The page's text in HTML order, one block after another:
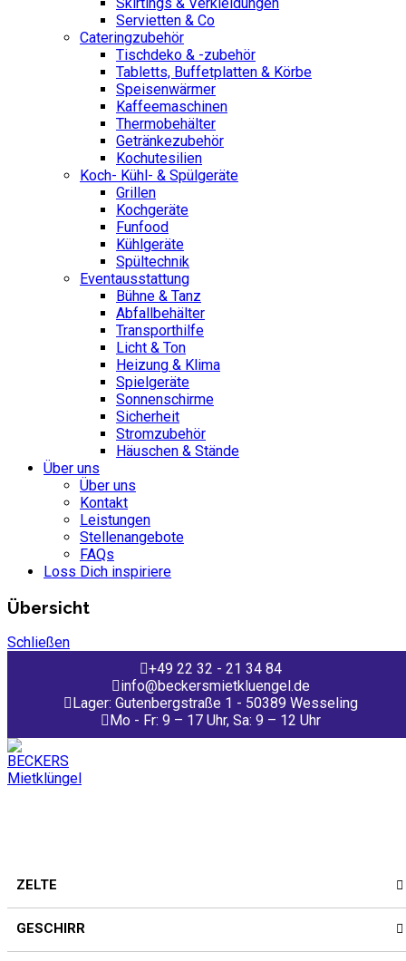
Servietten & Co
Cateringzubehör
Tischdeko & -zubehör
Tabletts, Buffetplatten & Körbe
Speisenwärmer
Kaffeemaschinen
Thermobehälter
Getränkezubehör
Kochutesilien
Koch- Kühl- & Spülgeräte
Grillen
Kochgeräte
Funfood
Kühlgeräte
Spültechnik
Eventausstattung
Bühne & Tanz
Abfallbehälter
Transporthilfe
Licht & Ton
Heizung & Klima
Spielgeräte
Sonnenschirme
Sicherheit
Stromzubehör
Häuschen & Stände
Über uns
Über uns
Kontakt
Leistungen
Stellenangebote
FAQs
Loss Dich inspiriere
Übersicht
Schließen
+49 22 32 - 21 34 84
info@beckersmietkluengel.de
Lager: Gutenbergstraße 1 - 50389 Wesseling
Mo - Fr: 9 – 17 Uhr, Sa: 9 – 12 Uhr
ZELTE
GESCHIRR